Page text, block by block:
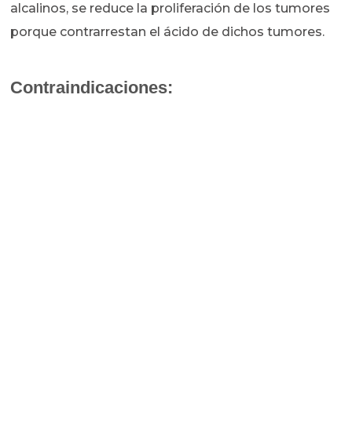
alcalinos, se reduce la proliferación de los tumores
porque contrarrestan el ácido de dichos tumores.
Contraindicaciones: